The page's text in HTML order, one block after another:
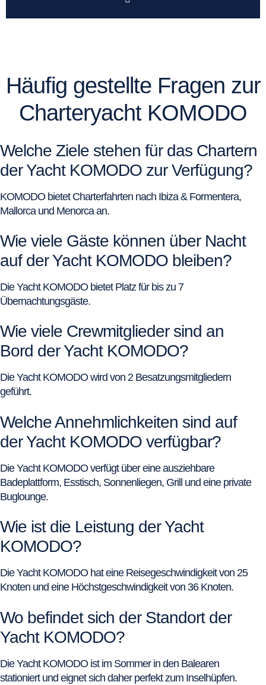
Häufig gestellte Fragen zur
Charteryacht KOMODO
Welche Ziele stehen für das Chartern
der Yacht KOMODO zur Verfügung?
KOMODO bietet Charterfahrten nach Ibiza & Formentera,
Mallorca und Menorca an.
Wie viele Gäste können über Nacht
auf der Yacht KOMODO bleiben?
Die Yacht KOMODO bietet Platz für bis zu 7
Übernachtungsgäste.
Wie viele Crewmitglieder sind an
Bord der Yacht KOMODO?
Die Yacht KOMODO wird von 2 Besatzungsmitgliedern
geführt.
Welche Annehmlichkeiten sind auf
der Yacht KOMODO verfügbar?
Die Yacht KOMODO verfügt über eine ausziehbare
Badeplattform, Esstisch, Sonnenliegen, Grill und eine private
Buglounge.
Wie ist die Leistung der Yacht
KOMODO?
Die Yacht KOMODO hat eine Reisegeschwindigkeit von 25
Knoten und eine Höchstgeschwindigkeit von 36 Knoten.
Wo befindet sich der Standort der
Yacht KOMODO?
Die Yacht KOMODO ist im Sommer in den Balearen
stationiert und eignet sich daher perfekt zum Inselhüpfen.